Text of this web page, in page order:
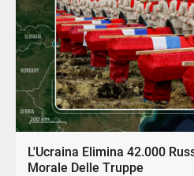
L'Ucraina Elimina 42.000
Morale Delle Truppe